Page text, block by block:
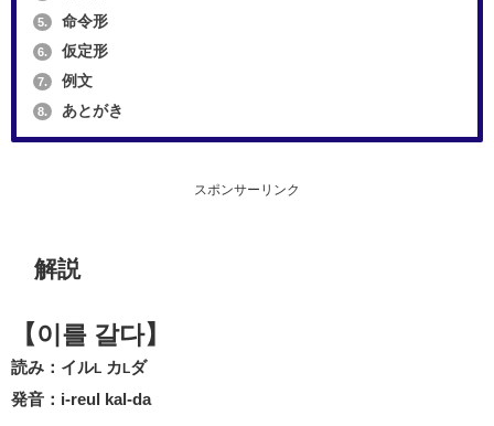
5. 命令形
6. 仮定形
7. 例文
8. あとがき
スポンサーリンク
解説
【이를 갈다】
読み：イルL カ Lダ
発音：i-reul kal-da